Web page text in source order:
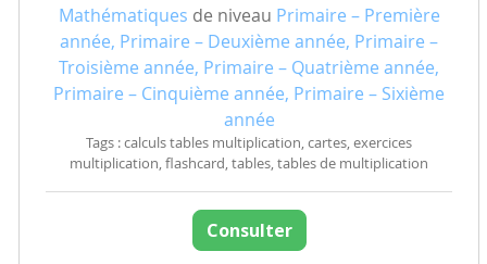
Mathématiques de niveau Primaire – Première
année, Primaire – Deuxième année, Primaire –
Troisième année, Primaire – Quatrième année,
Primaire – Cinquième année, Primaire – Sixième
année
Tags : calculs tables multiplication, cartes, exercices
multiplication, flashcard, tables, tables de multiplication
Consulter